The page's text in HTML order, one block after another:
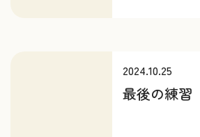
2024.10.25
最後の練習